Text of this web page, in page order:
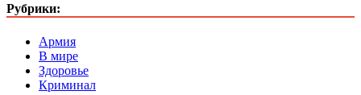
Рубрики:
Армия
В мире
Здоровье
Криминал